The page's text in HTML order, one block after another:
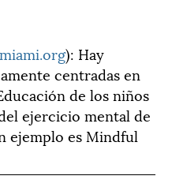
): Hay
centradas en
de los niños
ejercicio mental de
ejemplo es Mindful